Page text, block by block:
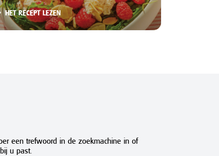
HET RECEPT LEZEN
een trefwoord in de zoekmachine in of
u past.